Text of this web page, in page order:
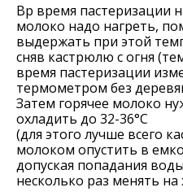
Вр время пастеризации
молоко надо нагреть,
выдержать при этой
сняв кастрюлю с огня
время пастеризации
термометром без
Затем горячее молоко
охладить до 32-36°С
(для этого лучше всего
молоком опустить в
допуская попадания
несколько раз менять